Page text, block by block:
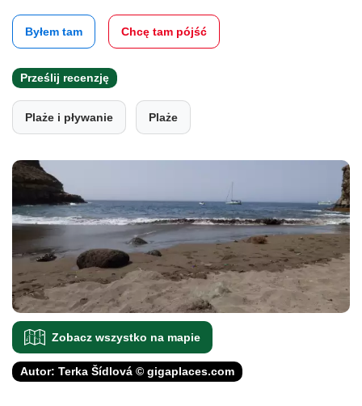
Byłem tam Chcę tam pójść
Prześlij recenzję
Plaże i pływanie Plaże
Zobacz wszystko na mapie
Autor: Terka Šídlová © gigaplaces.com